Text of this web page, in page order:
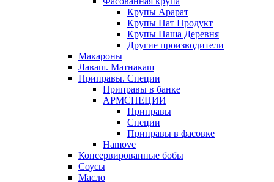
Крупы Арарат
Крупы Нат Продукт
Крупы Наша Деревня
Другие производители
Макароны
Лаваш. Матнакаш
Приправы. Специи
Приправы в банке
АРМСПЕЦИИ
Приправы
Специи
Приправы в фасовке
Hamove
Консервированные бобы
Соусы
Масло